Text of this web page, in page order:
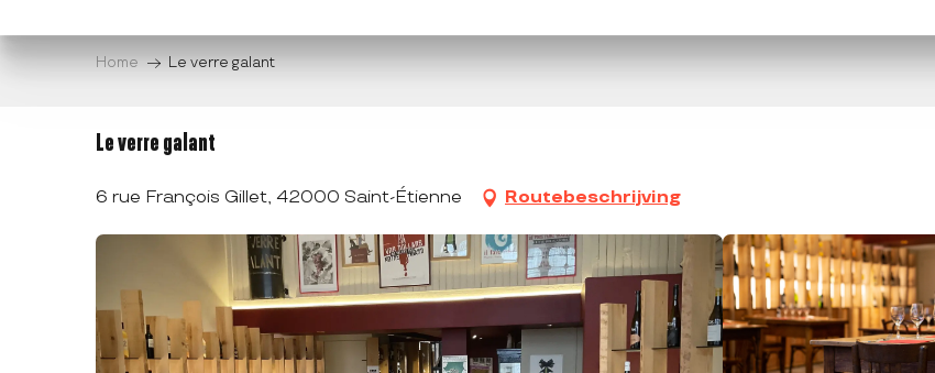
au
Home Le verre galant
Le verre galant
6 rue François Gillet, 42000 Saint-Étienne Routebeschrijving